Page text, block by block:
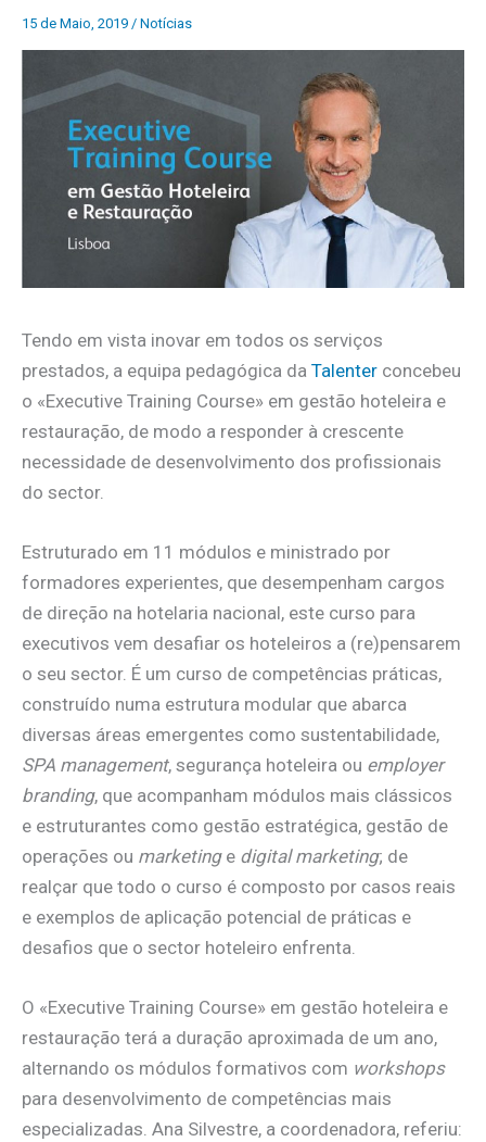
15 de Maio, 2019 / Notícias
Tendo em vista inovar em todos os serviços
prestados, a equipa pedagógica da Talenter concebeu
o «Executive Training Course» em gestão hoteleira e
restauração, de modo a responder à crescente
necessidade de desenvolvimento dos profissionais
do sector.
Estruturado em 11 módulos e ministrado por
formadores experientes, que desempenham cargos
de direção na hotelaria nacional, este curso para
executivos vem desafiar os hoteleiros a (re)pensarem
o seu sector. É um curso de competências práticas,
construído numa estrutura modular que abarca
diversas áreas emergentes como sustentabilidade,
SPA management, segurança hoteleira ou employer
branding, que acompanham módulos mais clássicos
e estruturantes como gestão estratégica, gestão de
operações ou marketinge digital marketing; de
realçar que todo o curso é composto por casos reais
e exemplos de aplicação potencial de práticas e
desafios que o sector hoteleiro enfrenta.
O «Executive Training Course» em gestão hoteleira e
restauração terá a duração aproximada de um ano,
alternando os módulos formativos com workshops
para desenvolvimento de competências mais
especializadas. Ana Silvestre, a coordenadora, referiu: